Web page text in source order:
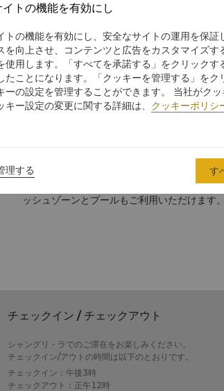
ホテル シンガポール
ルは、お子様連れのご家族が専用プログラムを
一のホテルです。
ティをお楽しみいただけるタワーウィングの1
ベッドルームをつなげるトンネルが備わったテ
のご家族がご滞在をお楽しみいただけます。
ラムや保護者の皆様が気楽にご滞在いただける
クスルームにご滞在のお客様は、ご滞在中に専
、ウォータースプレーやスライドなどが備わる
ッシュゾーンとプールもご利用いただけます。
チェックイン / チェックアウト
シャングリ・ラでのご滞在をお楽しみください。
チェックイン/アウトの時間は以下のとおりです。
チェックイン：午後3時
チェックアウト：正午12時
トの機能を有効にし
トの機能を有効にし、安全なサイトの運用を保証
を向上させ、コンテンツと広告をカスタマイズす
使用します。「すべてを承諾する」をクリックす
たことになります。「クッキーを管理する」をク
ーの設定を管理することができます。 当社がク
キー設定の変更に関する詳細は、 クッキーポリシ
理する す